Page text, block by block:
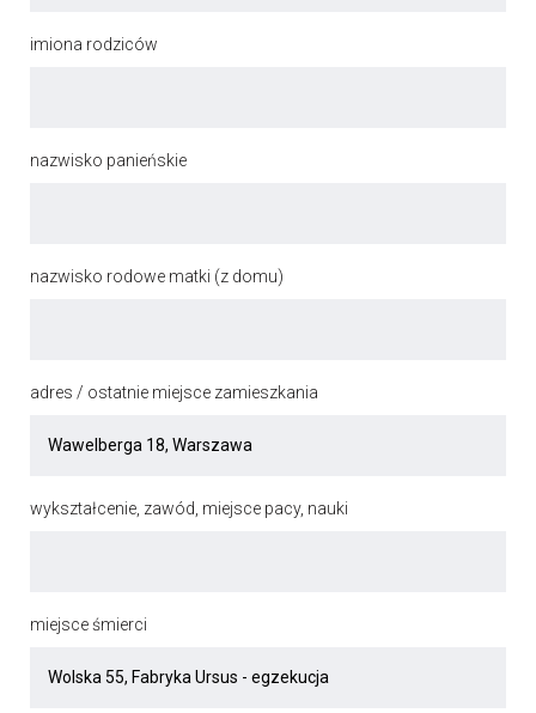
imiona rodziców
nazwisko panieńskie
nazwisko rodowe matki (z domu)
adres / ostatnie miejsce zamieszkania
wykształcenie, zawód, miejsce pacy, nauki
miejsce śmierci